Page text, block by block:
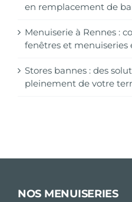
en remplacement de
Menuiserie à Rennes :
fenêtres et menuiseries
Stores bannes : des
pleinement de votre
NOS MENUISERIES